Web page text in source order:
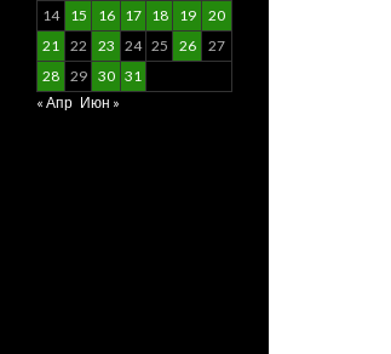
14
15 16 17 18 19
20
21 22 23 24 25 26
27
28 29 30 31
« Апр Июн »